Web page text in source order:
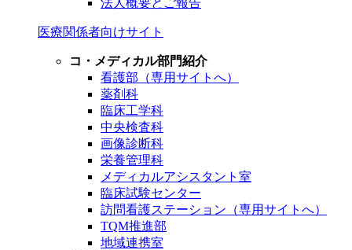
医療関係者向けサイト
コ・メディカル部門紹介
看護部（専用サイトへ）
薬剤科
臨床工学科
中央検査科
画像診断科
栄養管理科
メディカルアシスタント室
臨床試験センター
訪問看護ステーション（専用サイトへ）
TQM推進部
地域連携室